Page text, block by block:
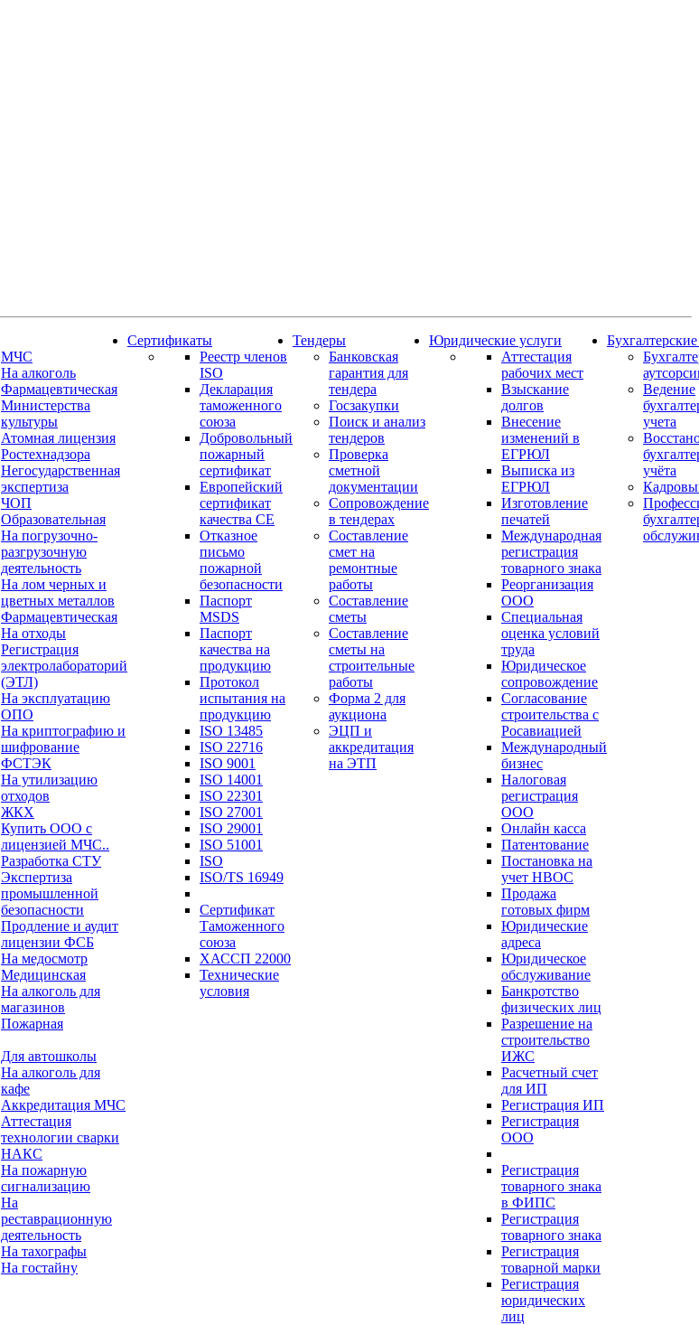
МЧС
На алкоголь
Фармацевтическая
Министерства
культуры
Атомная лицензия
Ростехнадзора
Негосударственная
экспертиза
ЧОП
Образовательная
На погрузочно-
разгрузочную
деятельность
На лом черных и
цветных металлов
Фармацевтическая
На отходы
Регистрация
электролабораторий
(ЭТЛ)
На эксплуатацию
ОПО
На криптографию и
шифрование
ФСТЭК
На утилизацию
отходов
ЖКХ
Купить ООО с
лицензией МЧС..
Разработка СТУ
Экспертиза
промышленной
безопасности
Продление и аудит
лицензии ФСБ
На медосмотр
Медицинская
На алкоголь для
магазинов
Пожарная
Для автошколы
На алкоголь для
кафе
Аккредитация МЧС
Аттестация
технологии сварки
НАКС
На пожарную
сигнализацию
На
реставрационную
деятельность
На тахографы
На гостайну
Сертификаты
Реестр членов
ISO
Декларация
таможенного
союза
Добровольный
пожарный
сертификат
Европейский
сертификат
качества СЕ
Отказное
письмо
пожарной
безопасности
Паспорт
МSDS
Паспорт
качества на
продукцию
Протокол
испытания на
продукцию
ISO 13485
ISO 22716
ISO 9001
ISO 14001
ISO 22301
ISO 27001
ISO 29001
ISO 51001
ISO
ISO/TS 16949
Сертификат
Таможенного
союза
ХАССП 22000
Технические
условия
Тендеры
Банковская
гарантия для
тендера
Госзакупки
Поиск и анализ
тендеров
Проверка
сметной
документации
Сопровождение
в тендерах
Составление
смет на
ремонтные
работы
Составление
сметы
Составление
сметы на
строительные
работы
Форма 2 для
аукциона
ЭЦП и
аккредитация
на ЭТП
Юридические услуги
Аттестация
рабочих мест
Взыскание
долгов
Внесение
изменений в
ЕГРЮЛ
Выписка из
ЕГРЮЛ
Изготовление
печатей
Международная
регистрация
товарного знака
Реорганизация
ООО
Специальная
оценка условий
труда
Юридическое
сопровождение
Согласование
строительства с
Росавиацией
Международный
бизнес
Налоговая
регистрация
ООО
Онлайн касса
Патентование
Постановка на
учет НВОС
Продажа
готовых фирм
Юридические
адреса
Юридическое
обслуживание
Банкротство
физических лиц
Разрешение на
строительство
ИЖС
Расчетный счет
для ИП
Регистрация ИП
Регистрация
ООО
Регистрация
товарного знака
в ФИПС
Регистрация
товарного знака
Регистрация
товарной марки
Регистрация
юридических
лиц
Ведение
учета
учёта